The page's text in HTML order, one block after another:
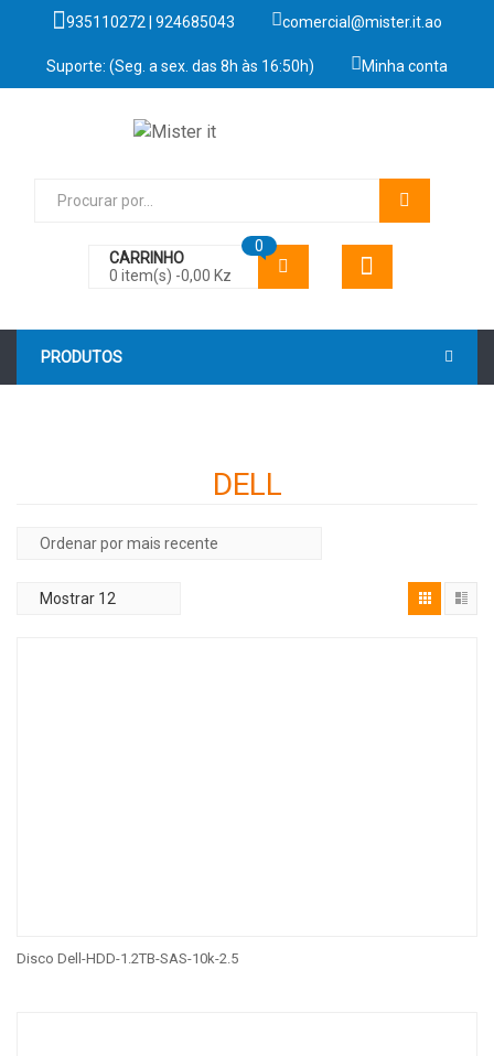
935110272 | 924685043 comercial@mister.it.ao
Suporte: (Seg. a sex. das 8h às 16:50h) Minha conta
CARRINHO
0 item(s) -0,00 Kz
0
PRODUTOS
DELL
Disco Dell-HDD-1.2TB-SAS-10k-2.5